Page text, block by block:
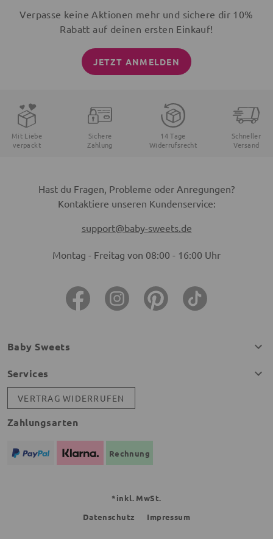
Verpasse keine Aktionen mehr und sichere dir 10%
Rabatt auf deinen ersten Einkauf!
JETZT ANMELDEN
Mit Liebe
verpackt
Sichere
Zahlung
14 Tage
Widerrufsrecht
Schneller
Versand
Hast du Fragen, Probleme oder Anregungen?
Kontaktiere unseren Kundenservice:
support@baby-sweets.de
Montag - Freitag von 08:00 - 16:00 Uhr
Baby Sweets
Services
VERTRAG WIDERRUFEN
Zahlungsarten
Rechnung
*inkl. MwSt.
Datenschutz
Impressum